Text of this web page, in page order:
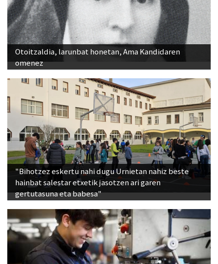
Otoitzaldia, larunbat honetan, Ama Kandidaren
omenez
"Bihotzez eskertu nahi dugu Urnietan nahiz beste
hainbat salestar etxetik jasotzen ari garen
gertutasuna eta babesa"